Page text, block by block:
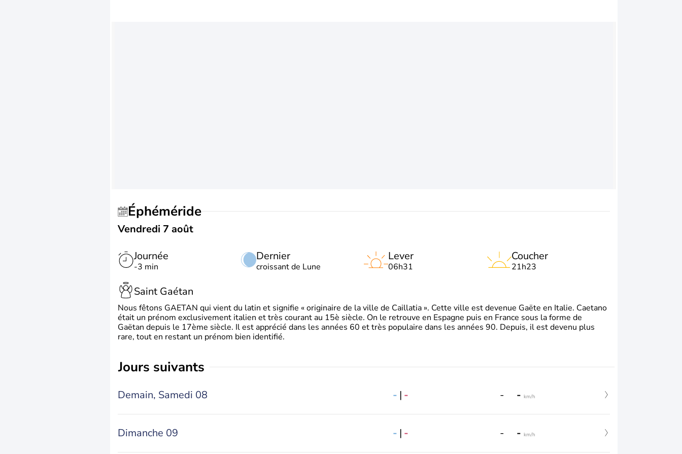
Éphéméride
Vendredi 7 août
Journée
-3 min
Dernier
croissant de Lune
Lever
06h31
Coucher
21h23
Saint Gaétan
Nous fêtons GAETAN qui vient du latin et signifie « originaire de la ville de Caillatia ». Cette ville est devenue Gaëte en Italie. Caetano
était un prénom exclusivement italien et très courant au 15è siècle. On le retrouve en Espagne puis en France sous la forme de
Gaëtan depuis le 17ème siècle. Il est apprécié dans les années 60 et très populaire dans les années 90. Depuis, il est devenu plus
rare, tout en restant un prénom bien identifié.
jours suivants
Demain, Samedi 08 - | - - - km/h
Dimanche 09 - | - - - km/h